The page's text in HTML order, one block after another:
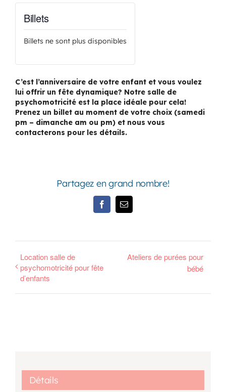
Billets
Billets ne sont plus disponibles
C’est l’anniversaire de votre enfant et vous voulez
lui offrir un fête dynamique? Notre salle de
psychomotricité est la place idéale pour cela!
Prenez un billet au moment de votre choix (samedi
pm – dimanche am ou pm) et nous vous
contacterons pour les détails.
Partagez en grand nombre!
FacebookEmail
Location salle de
psychomotricité pour fête
d’enfants
Ateliers de purées pour
bébé
Détails